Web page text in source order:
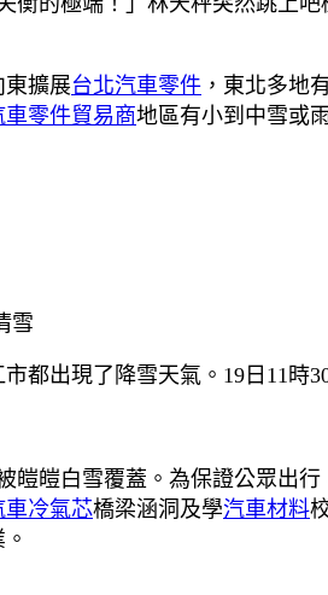
東擴展台北汽車零件 ，東北多地
車零件貿易商地區有小到中雪或
雪
都出現了降雪天氣。19日11時
皚皚白雪覆蓋。為保證公眾出
車冷氣芯橋梁涵洞及學汽車材料